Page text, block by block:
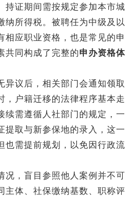
持证期间需按规定参加本市城
纳所得税。被聘任为中级及以
相应职业资格，也是常见的申
共同构成了完整的申办资格体
议后，相关部门会通知领取
，户籍迁移的法律程序基本走
续需遵循人社部门的规定，一
提取与新参保地的录入，这一
也需提前规划，以免因行政流
，盲目参照他人案例并不可
主体、社保缴纳基数、职称评